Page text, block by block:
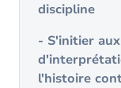
discipline
- S'initier
l'histoire